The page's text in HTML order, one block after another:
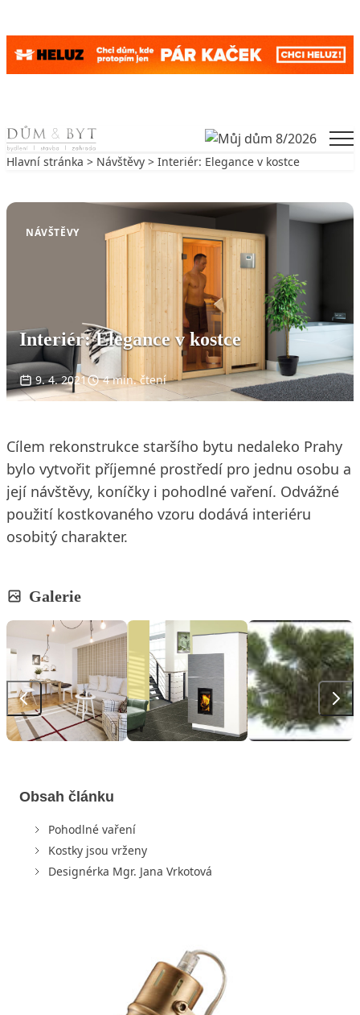
Skip to content
Hlavní stránka > Návštěvy > Interiér: Elegance v kostce
NÁVŠTĚVY
Interiér: Elegance v kostce
9. 4. 2021 4 min. čtení
Cílem rekonstrukce staršího bytu nedaleko Prahy
bylo vytvořit příjemné prostředí pro jednu osobu a
její návštěvy, koníčky i pohodlné vaření. Odvážné
použití kostkovaného vzoru dodává interiéru
osobitý charakter.
Galerie
Obsah článku
Pohodlné vaření
Kostky jsou vrženy
Designérka Mgr. Jana Vrkotová